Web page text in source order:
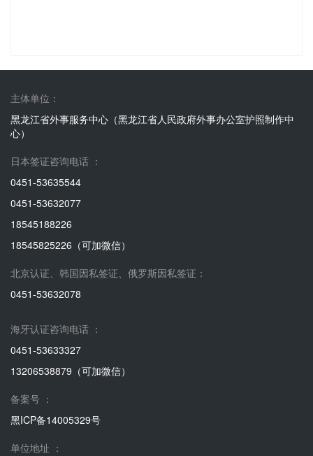
主体单位：
黑龙江省外事服务中心（黑龙江省人民政府外事办公室护照制作中
心）
日本签证咨询电话 ：
0451-53635544
0451-53632077
18545188226
18545825226（可加微信）
北京认证、韩国因私签证、俄罗斯因私签证：
0451-53632078
海牙认证咨询电话 ：
0451-53633327
13206538879（可加微信）
备案号 ：
黑ICP备14005329号
单位地址 ：